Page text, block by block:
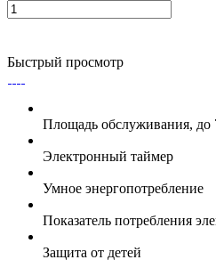
Быстрый просмотр
Площадь обслуживания, до
Электронный таймер
Умное энергопотребление
Показатель потребления
Защита от детей